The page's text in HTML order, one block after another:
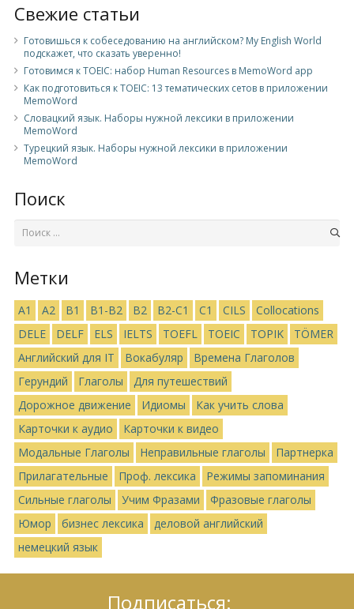
Свежие статьи
Готовишься к собеседованию на английском? My English World
подскажет, что сказать уверенно!
Готовимся к TOEIC: набор Human Resources в MemoWord app
Как подготовиться к TOEIC: 13 тематических сетов в приложении
MemoWord
Словацкий язык. Наборы нужной лексики в приложении
MemoWord
Турецкий язык. Наборы нужной лексики в приложении
MemoWord
Поиск
Метки
A1 A2 B1 B1-B2 B2 B2-C1 C1 CILS
Collocations
DELE
DELF ELS IELTS TOEFL TOEIC TOPIK
TÖMER
Английский для IT
Вокабуляр
Времена Глаголов
Герундий
Глаголы
Для путешествий
Дорожное движение
Идиомы
Как учить слова
Карточки к аудио
Карточки к видео
Модальные Глаголы
Неправильные глаголы
Партнерка
Прилагательные
Проф. лексика
Режимы запоминания
Сильные глаголы
Учим Фразами
Фразовые глаголы
Юмор
бизнес лексика
деловой английский
немецкий язык
Подписаться: